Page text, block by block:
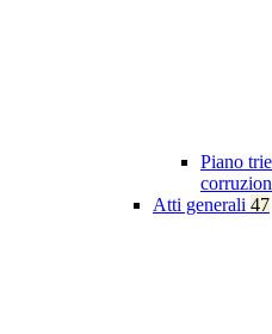
Piano
Atti generali 47